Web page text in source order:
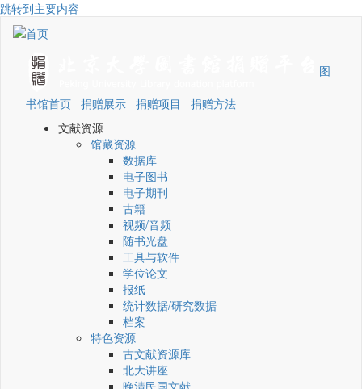
跳转到主要内容
图
书馆首页 捐赠展示 捐赠项目
捐赠方法
文献资源
馆藏资源
数据库
电子图书
电子期刊
古籍
视频/音频
随书光盘
工具与软件
学位论文
报纸
统计数据/研究数据
档案
特色资源
古文献资源库
北大讲座